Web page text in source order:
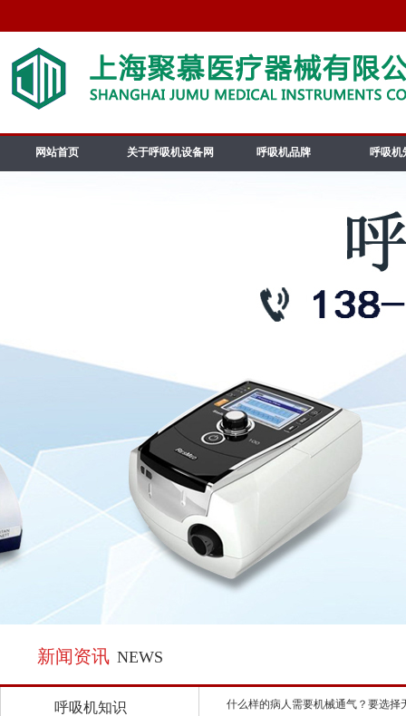
网站首页 关于呼吸机设备网 呼吸机品牌 呼吸机
新闻资讯 NEWS
呼吸机知识 什么样的病人需要机械通气？要选择